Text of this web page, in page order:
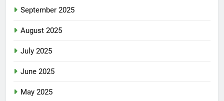
September 2025
August 2025
July 2025
June 2025
May 2025